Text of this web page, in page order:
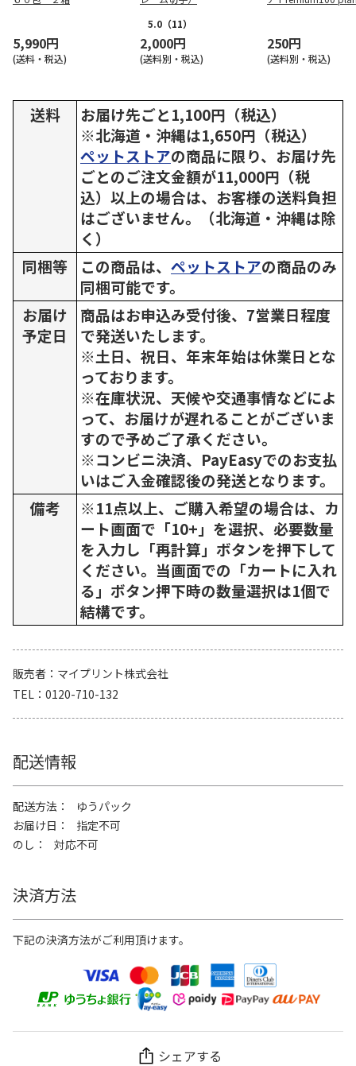
5,990円
(送料・税込)
5.0 （11）
2,000円
(送料別・税込)
250円
(送料別・税込)
送料
お届け先ごと1,100円（税込）
※北海道・沖縄は1,650円（税込）
ペットストアの商品に限り、お届け先
ごとのご注文金額が11,000円（税
込）以上の場合は、お客様の送料負担
はございません。（北海道・沖縄は除
く）
同梱等
この商品は、 ペットストアの商品のみ
同梱可能です。
お届け
予定日
商品はお申込み受付後、7営業日程度
で発送いたします。
※土日、祝日、年末年始は休業日とな
っております。
※在庫状況、天候や交通事情などによ
って、お届けが遅れることがございま
すので予めご了承ください。
※コンビニ決済、PayEasyでのお支払
いはご入金確認後の発送となります。
備考
※11点以上、ご購入希望の場合は、カ
ート画面で「10+」を選択、必要数量
を入力し「再計算」ボタンを押下して
ください。当画面での「カートに入れ
る」ボタン押下時の数量選択は1個で
結構です。
販売者
マイプリント株式会社
TEL
0120-710-132
配送情報
配送方法
ゆうパック
お届け日
指定不可
のし
対応不可
決済方法
下記の決済方法がご利用頂けます。
シェアする